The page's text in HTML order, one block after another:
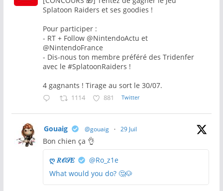
Splatoon Raiders et ses goodies !
Pour participer :
- RT + Follow @NintendoActu et
@NintendoFrance
- Dis-nous ton membre préféré des Tridenfer
avec le #SplatoonRaiders !
4 gagnants ! Tirage au sort le 30/07.
1114 881 Twitter
Gouaig @gouaig · 29 Juil
Bon chien ça 👌
ღ 𝑅𝒪𝒮𝐸
@Ro_z1e
What would you do? 🤔🐶